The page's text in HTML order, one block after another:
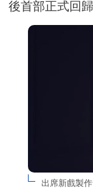
後首部正式回歸
出席新戲製